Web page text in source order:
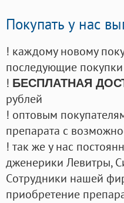
Покупать у нас
! каждому новому
последующие покупки
! БЕСПЛАТНАЯ
рублей
! оптовым
препарата с
! так же у нас
дженерики Левитры,
Cотрудники нашей
приобретение